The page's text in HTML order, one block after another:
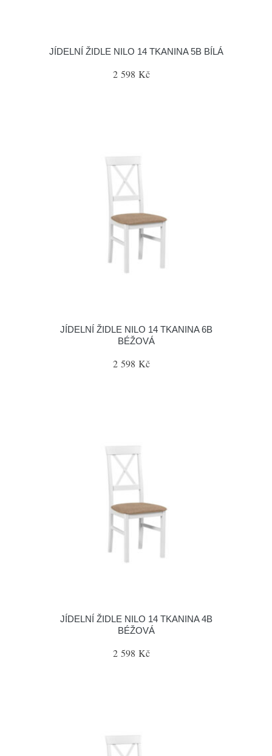
JÍDELNÍ ŽIDLE NILO 14 TKANINA 5B BÍLÁ
2 598 Kč
JÍDELNÍ ŽIDLE NILO 14 TKANINA 6B
BÉŽOVÁ
2 598 Kč
JÍDELNÍ ŽIDLE NILO 14 TKANINA 4B
BÉŽOVÁ
2 598 Kč